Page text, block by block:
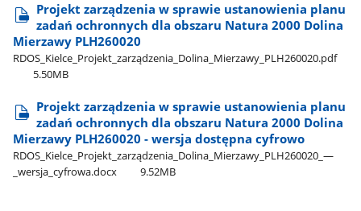
Projekt zarządzenia w sprawie ustanowienia planu
zadań ochronnych dla obszaru Natura 2000 Dolina
Mierzawy PLH260020
RDOS​_Kielce​_Projekt​_zarządzenia​_Dolina​_Mierzawy​_PLH260020.pdf
5.50MB
Projekt zarządzenia w sprawie ustanowienia planu
zadań ochronnych dla obszaru Natura 2000 Dolina
Mierzawy PLH260020 - wersja dostępna cyfrowo
RDOS​_Kielce​_Projekt​_zarządzenia​_Dolina​_Mierzawy​_PLH260020​_—​
_wersja​_cyfrowa.docx
9.52MB